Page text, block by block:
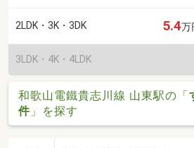
2LDK・3K・3DK 5.4万
3LDK・4K・4LDK
和歌山電鐵貴志川線 山東駅の「
件 」を探す